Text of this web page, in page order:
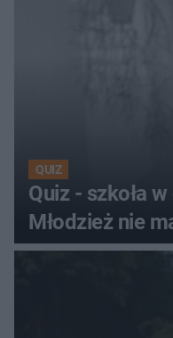
QUIZ
Quiz - szkoła
Młodzież nie